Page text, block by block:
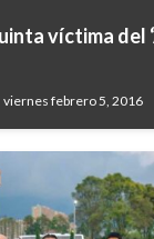
víctima del
viernes febrero 5, 2016